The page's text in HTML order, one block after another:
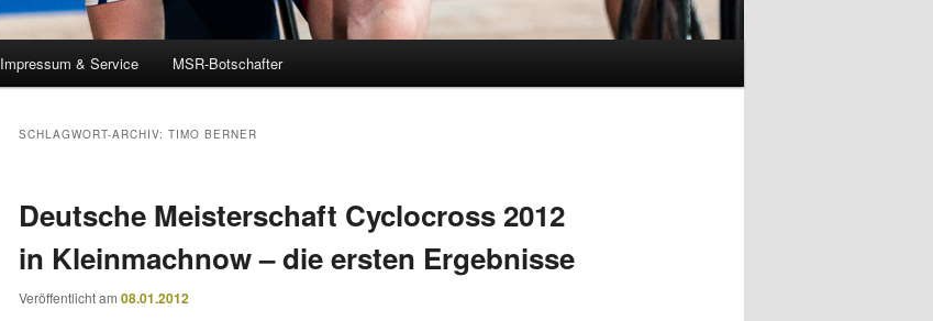
Impressum & Service MSR-Botschafter
SCHLAGWORT-ARCHIV: TIMO BERNER
Deutsche Meisterschaft Cyclocross 2012
in Kleinmachnow – die ersten Ergebnisse
Veröffentlicht am 08.01.2012